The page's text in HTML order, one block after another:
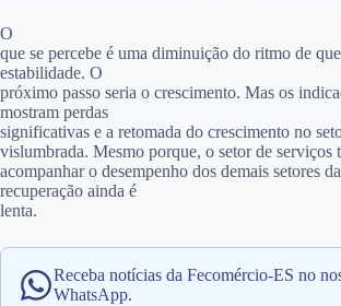
O
que se percebe é uma diminuição do ritmo de
estabilidade. O
próximo passo seria o crescimento. Mas os
mostram perdas
significativas e a retomada do crescimento no
vislumbrada. Mesmo porque, o setor de serviços
acompanhar o desempenho dos demais setores
recuperação ainda é
lenta.
Receba notícias da Fecomércio-ES no
WhatsApp.